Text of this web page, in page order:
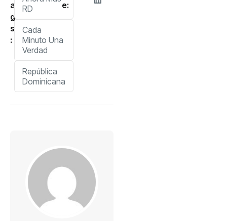
a
g
s
:
RD
Cada
Minuto Una
Verdad
República
Dominicana
e: